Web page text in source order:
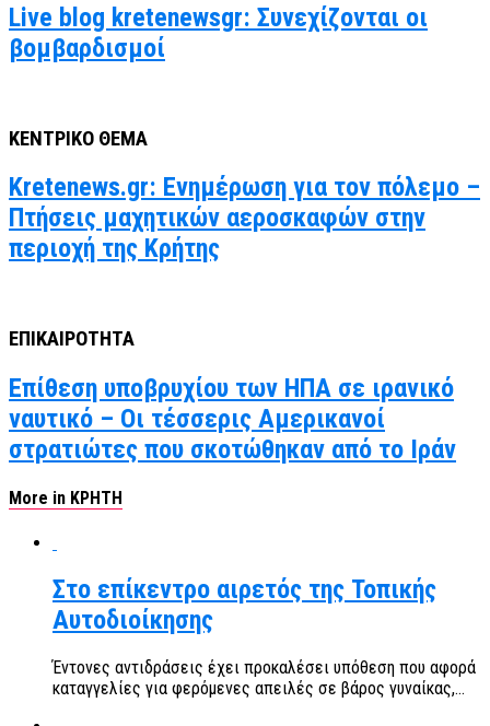
Live blog kretenewsgr: Συνεχίζονται οι
βομβαρδισμοί
ΚΕΝΤΡΙΚΟ ΘΕΜΑ
Kretenews.gr: Ενημέρωση για τον πόλεμο –
Πτήσεις μαχητικών αεροσκαφών στην
περιοχή της Κρήτης
ΕΠΙΚΑΙΡΟΤΗΤΑ
Επίθεση υποβρυχίου των ΗΠΑ σε ιρανικό
ναυτικό – Οι τέσσερις Αμερικανοί
στρατιώτες που σκοτώθηκαν από το Ιράν
More in ΚΡΗΤΗ
Στο επίκεντρο αιρετός της Τοπικής
Αυτοδιοίκησης
Έντονες αντιδράσεις έχει προκαλέσει υπόθεση που αφορά
καταγγελίες για φερόμενες απειλές σε βάρος γυναίκας,...